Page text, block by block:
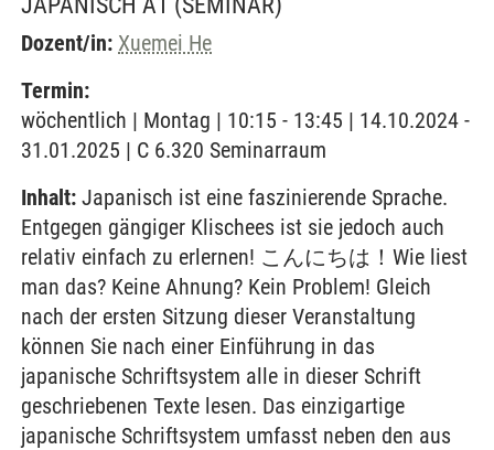
Dozent/in: Xuemei He
Termin:
wöchentlich | Montag | 10:15 - 13:45 | 14.10.2024 -
31.01.2025 | C 6.320 Seminarraum
Inhalt: Japanisch ist eine faszinierende Sprache.
Entgegen gängiger Klischees ist sie jedoch auch
relativ einfach zu erlernen! こんにちは！Wie liest
man das? Keine Ahnung? Kein Problem! Gleich
nach der ersten Sitzung dieser Veranstaltung
können Sie nach einer Einführung in das
japanische Schriftsystem alle in dieser Schrift
geschriebenen Texte lesen. Das einzigartige
japanische Schriftsystem umfasst neben den aus